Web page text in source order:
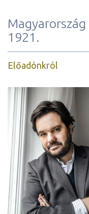
1921.
Előadónkról